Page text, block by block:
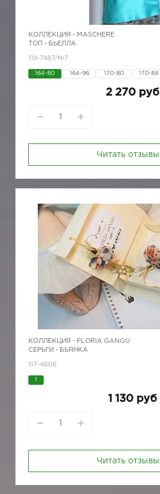
КОЛЛЕКЦИЯ - MASCHERE
ТОП - БЬЕЛЛА
119-7487/№7
164-80 164-96 170-80 170-84
2 270 руб
Читать отзывы
КОЛЛЕКЦИЯ - FLORIA GANGU
СЕРЬГИ - БЬЯНКА
117-4806
1 130 руб
Читать отзывы